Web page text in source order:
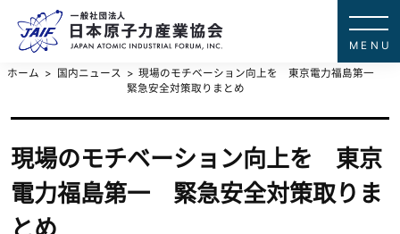
ホーム 国内ニュース
現場のモチベーション向上を 東京電力福島第一
緊急安全対策取りまとめ
現場のモチベーション向上を 東京
電力福島第一 緊急安全対策取りま